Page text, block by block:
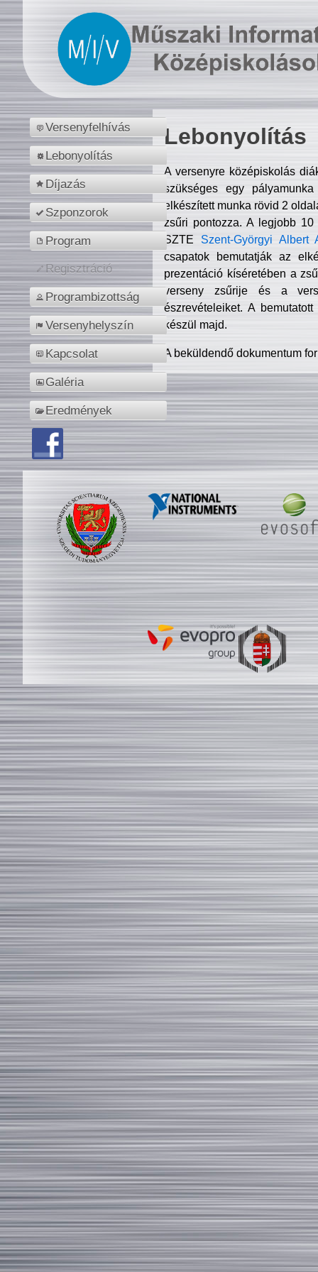
Versenyfelhívás
Lebonyolítás
Díjazás
Szponzorok
Program
Regisztráció
Programbizottság
Versenyhelyszín
Kapcsolat
Galéria
Eredmények
Lebonyolítás
A versenyre középiskolás
szükséges egy
elkészített munka rövid 2
zsűri pontozza. A legjobb
SZTE Szent-Györgyi Albert
csapatok bemutatják az
prezentáció kíséretében a
verseny zsűrije és a
észrevételeiket. A
készül majd.
A beküldendő dokumentum